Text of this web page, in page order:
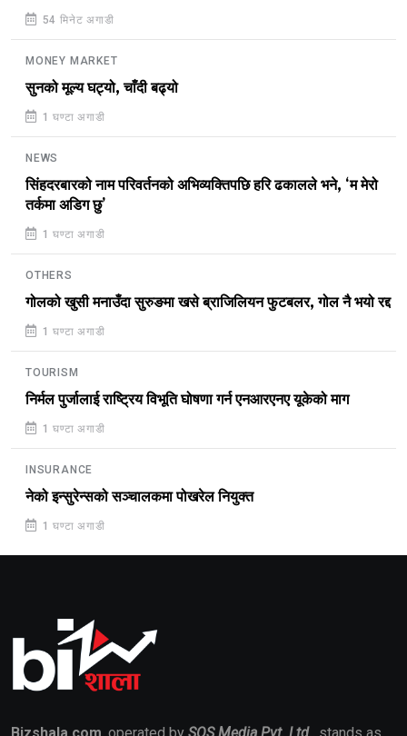
54 मिनेट अगाडी
MONEY MARKET
सुनको मूल्य घट्यो, चाँदी बढ्यो
1 घण्टा अगाडी
NEWS
सिंहदरबारको नाम परिवर्तनको अभिव्यक्तिपछि हरि ढकालले भने, ‘म मेरो
तर्कमा अडिग छु’
1 घण्टा अगाडी
OTHERS
गोलको खुसी मनाउँदा सुरुङमा खसे ब्राजिलियन फुटबलर, गोल नै भयो रद्द
1 घण्टा अगाडी
TOURISM
निर्मल पुर्जालाई राष्ट्रिय विभूति घोषणा गर्न एनआरएनए यूकेको माग
1 घण्टा अगाडी
INSURANCE
नेको इन्सुरेन्सको सञ्चालकमा पोखरेल नियुक्त
1 घण्टा अगाडी